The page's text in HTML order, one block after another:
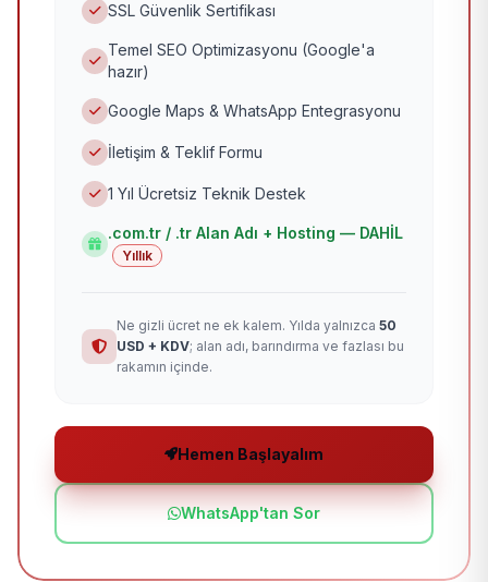
SSL Güvenlik Sertifikası
Temel SEO Optimizasyonu (Google'a
hazır)
Google Maps & WhatsApp Entegrasyonu
İletişim & Teklif Formu
1 Yıl Ücretsiz Teknik Destek
.com.tr / .tr Alan Adı + Hosting — DAHİL
Yıllık
Ne gizli ücret ne ek kalem. Yılda yalnızca 50
USD + KDV; alan adı, barındırma ve fazlası bu
rakamın içinde.
Hemen Başlayalım
WhatsApp'tan Sor